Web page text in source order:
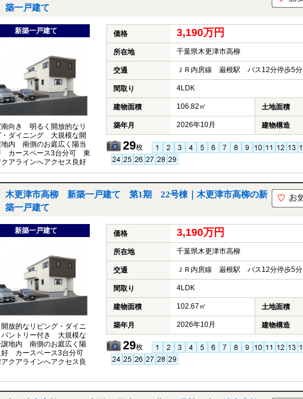
築一戸建て
新築一戸建て
南向き 明るく開放的なリ
・ダイニング 大規模な開
地内 南側のお庭広く陽当
カースペース3台分可 東
アラインへアクセス良好
価格 3,190万円
所在地 千葉県木更津市高柳
交通 ＪＲ内房線 巌根駅 バス12分停歩5分
間取り 4LDK
建物面積 106.82㎡ 土地面積
築年月 2026年10月 建物構造
29枚
木更津市高柳 新築一戸建て 第1期 22号棟｜木更津市高柳の新
築一戸建て
新築一戸建て
放的なリビング・ダイニ
ントリー付き 大規模な
譲地内 南側のお庭広く陽
好 カースペース3台分可
クアラインへアクセス良
価格 3,190万円
所在地 千葉県木更津市高柳
交通 ＪＲ内房線 巌根駅 バス12分停歩5分
間取り 4LDK
建物面積 102.67㎡ 土地面積
築年月 2026年10月 建物構造
29枚